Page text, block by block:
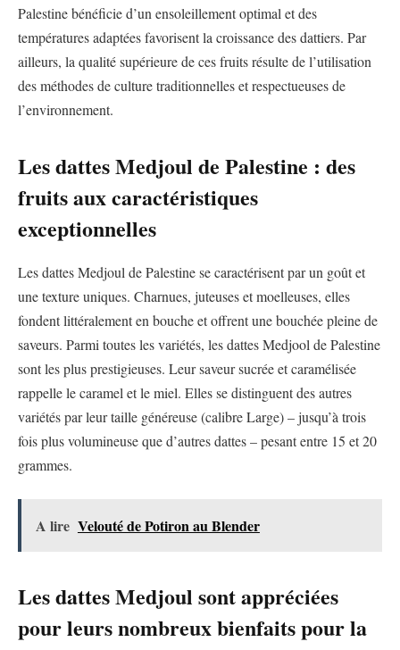
Palestine bénéficie d’un ensoleillement optimal et des
températures adaptées favorisent la croissance des dattiers. Par
ailleurs, la qualité supérieure de ces fruits résulte de l’utilisation
des méthodes de culture traditionnelles et respectueuses de
l’environnement.
Les dattes Medjoul de Palestine : des
fruits aux caractéristiques
exceptionnelles
Les dattes Medjoul de Palestine se caractérisent par un goût et
une texture uniques. Charnues, juteuses et moelleuses, elles
fondent littéralement en bouche et offrent une bouchée pleine de
saveurs. Parmi toutes les variétés, les dattes Medjool de Palestine
sont les plus prestigieuses. Leur saveur sucrée et caramélisée
rappelle le caramel et le miel. Elles se distinguent des autres
variétés par leur taille généreuse (calibre Large) – jusqu’à trois
fois plus volumineuse que d’autres dattes – pesant entre 15 et 20
grammes.
A lire Velouté de Potiron au Blender
Les dattes Medjoul sont appréciées
pour leurs nombreux bienfaits pour la